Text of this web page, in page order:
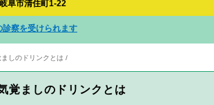
阜市清住町1-22
察を受けられます
しのドリンクとは
覚ましのドリンクとは